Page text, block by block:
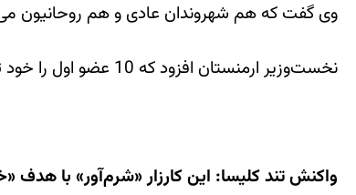
وی گفت که هم شهروندان عادی و هم روحانیون
نخست‌وزیر ارمنستان افزود که 10 عضو اول را خود تعیین خواهد کرد و پس از آن، شورا با قوانین داخلی خود گسترش خواهد یافت.
واکنش تند کلیسا: این کارزار «شرم‌آور» با